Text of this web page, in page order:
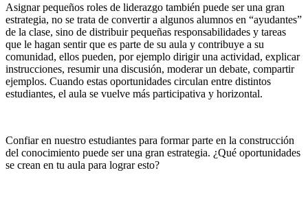
Asignar pequeños roles de liderazgo también puede ser una gran
estrategia, no se trata de convertir a algunos alumnos en “ayudantes”
de la clase, sino de distribuir pequeñas responsabilidades y tareas
que le hagan sentir que es parte de su aula y contribuye a su
comunidad, ellos pueden, por ejemplo dirigir una actividad, explicar
instrucciones, resumir una discusión, moderar un debate, compartir
ejemplos. Cuando estas oportunidades circulan entre distintos
estudiantes, el aula se vuelve más participativa y horizontal.
Confiar en nuestro estudiantes para formar parte en la construcción
del conocimiento puede ser una gran estrategia. ¿Qué oportunidades
se crean en tu aula para lograr esto?